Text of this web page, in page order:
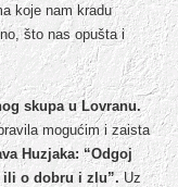
koje nam kradu
što nas opušta i
skupa u Lovranu.
mogućim i zaista
Huzjaka: “Odgoj
ili o dobru i zlu”.Uz